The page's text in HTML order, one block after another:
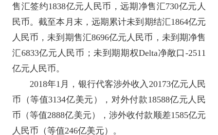
售汇签约1838亿元人民币，远期净售汇730亿元人
民币。截至本月末，远期累计未到期结汇1864亿元
人民币，未到期售汇8696亿元人民币，未到期净售
汇6833亿元人民币；未到期期权Delta净敞口-2511
亿元人民币。
2018年1月，银行代客涉外收入20173亿元人民
币（等值3134亿美元），对外付款18588亿元人民
币（等值2888亿美元），涉外收付款顺差1585亿元
人民币（等值246亿美元）。